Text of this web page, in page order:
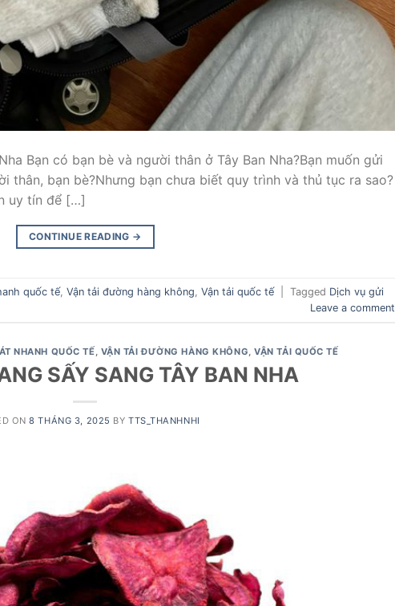
Bạn có bạn bè và người thân ở Tây Ban Nha?Bạn muốn gửi
thân, bạn bè?Nhưng bạn chưa biết quy trình và thủ tục ra sao?
uy tín để […]
CONTINUE READING →
quốc tế, Vận tải đường hàng không Vận tải quốc tế Tagged Dịch vụ gửi
Leave a comment
NHANH QUỐC TẾ, VẬN TẢI ĐƯỜNG HÀNG KHÔNG,VẬN TẢI QUỐC TẾ
SẤY SANG TÂY BAN NHA
ON8 THÁNG 3, 2025 BYTTS_THANHNHI